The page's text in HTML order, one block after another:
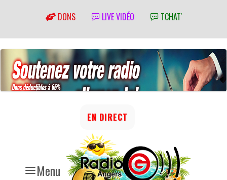
DONS LIVE VIDÉO TCHAT'
Menu
EN DIRECT